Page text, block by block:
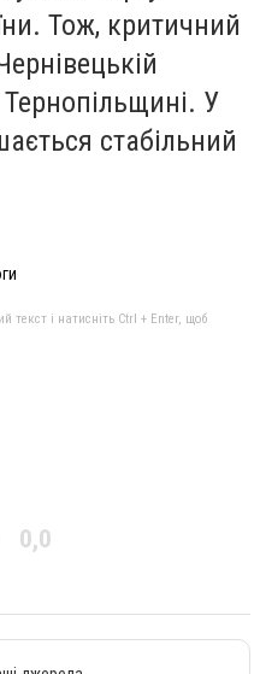
Тож, критичний
У
стабільний
текст і натисніть Ctrl + Enter, щоб
0,0